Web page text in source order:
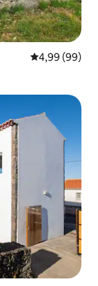
4,99 de uma
4,99 (99)